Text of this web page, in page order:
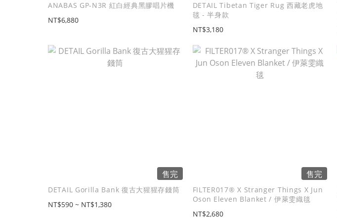
ANABAS GP-N3R 紅白經典黑膠唱片機
NT$6,880
DETAIL Tibetan Tiger Rug 西藏老虎地
毯 - 半身款
NT$3,180
售完
DETAIL Gorilla Bank 復古大猩猩存錢筒
NT$590 ~ NT$1,380
售完
FILTER017® X Stranger Things X Jun
Oson Eleven Blanket / 伊萊雯織毯
NT$2,680